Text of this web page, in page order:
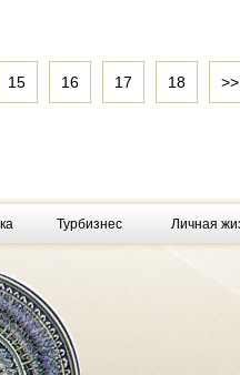
15 16 17 18 >>
Турбизнес Личная